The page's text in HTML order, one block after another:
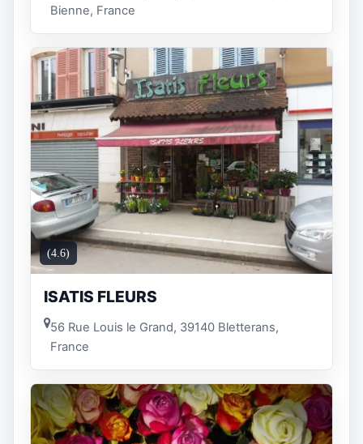
Bienne, France
(4.6)
ISATIS FLEURS
56 Rue Louis le Grand, 39140 Bletterans,
France